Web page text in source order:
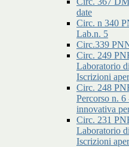
date
Circ. n 340
Lab.n. 5
Circ.339
Circ. 249
Laboratorio
Iscrizioni
Circ. 248
Percorso n.
innovativa
Circ. 231
Laboratorio
Iscrizioni